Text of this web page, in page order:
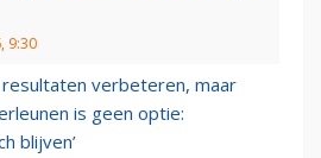
9:30
verbeteren, maar
is geen optie:
blijven’